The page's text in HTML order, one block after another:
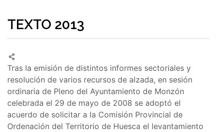
TEXTO 2013
Tras la emisión de distintos informes sectoriales y
resolución de varios recursos de alzada, en sesión
ordinaria de Pleno del Ayuntamiento de Monzón
celebrada el 29 de mayo de 2008 se adoptó el
acuerdo de solicitar a la Comisión Provincial de
Ordenación del Territorio de Huesca el levantamiento